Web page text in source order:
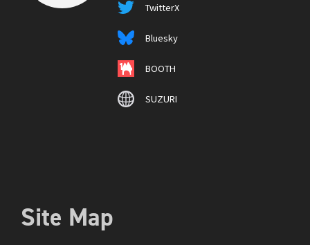
TwitterX
Bluesky
BOOTH
SUZURI
Site Map